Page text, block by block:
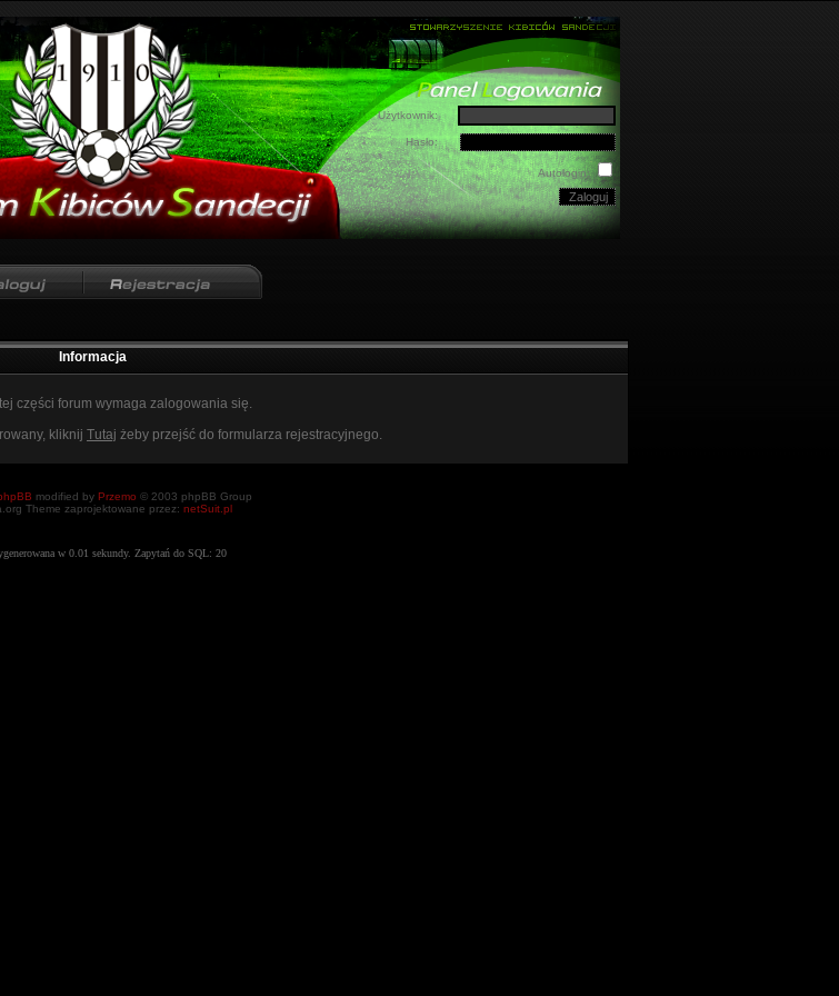
Użytkownik:
Hasło:
Autologin:
Informacja
części forum wymaga zalogowania się.
kliknij Tutaj żeby przejść do formularza rejestracyjnego.
modified by Przemo © 2003 phpBB Group
Theme zaprojektowane przez: netSuit.pl
w 0.01 sekundy. Zapytań do SQL: 20